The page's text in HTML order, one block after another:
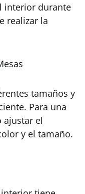
interior durante
realizar la
tamaños y
Para una
ajustar el
y el tamaño.